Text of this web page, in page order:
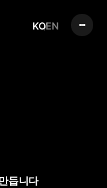
KOEN
듭니다